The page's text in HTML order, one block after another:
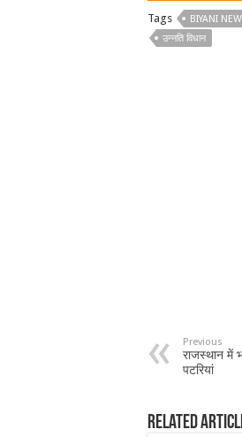
Tags BIYANI
उन्नति विधान
Previous
राजस्थान में
पटरियां
Related